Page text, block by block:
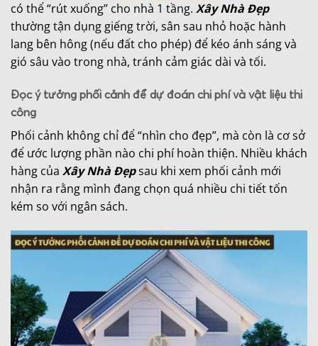
có thể “rút xuống” cho nhà 1 tầng. Xây Nhà Đẹp
thường tận dụng giếng trời, sân sau nhỏ hoặc hành
lang bên hông (nếu đất cho phép) để kéo ánh sáng và
gió sâu vào trong nhà, tránh cảm giác dài và tối.
Đọc ý tưởng phối cảnh để dự đoán chi phí và vật liệu thi
công
Phối cảnh không chỉ để “nhìn cho đẹp”, mà còn là cơ sở
để ước lượng phần nào chi phí hoàn thiện. Nhiều khách
hàng của Xây Nhà Đẹpsau khi xem phối cảnh mới
nhận ra rằng mình đang chọn quá nhiều chi tiết tốn
kém so với ngân sách.